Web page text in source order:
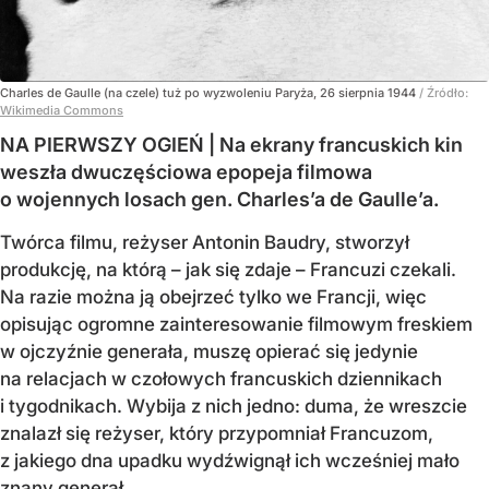
Charles de Gaulle (na czele) tuż po wyzwoleniu Paryża, 26 sierpnia 1944 / Źródło:
Wikimedia Commons
NA PIERWSZY OGIEŃ | Na ekrany francuskich kin
weszła dwuczęściowa epopeja filmowa
o wojennych losach gen. Charles’a de Gaulle’a.
Twórca filmu, reżyser Antonin Baudry, stworzył
produkcję, na którą – jak się zdaje – Francuzi czekali.
Na razie można ją obejrzeć tylko we Francji, więc
opisując ogromne zainteresowanie filmowym freskiem
w ojczyźnie generała, muszę opierać się jedynie
na relacjach w czołowych francuskich dziennikach
i tygodnikach. Wybija z nich jedno: duma, że wreszcie
znalazł się reżyser, który przypomniał Francuzom,
z jakiego dna upadku wydźwignął ich wcześniej mało